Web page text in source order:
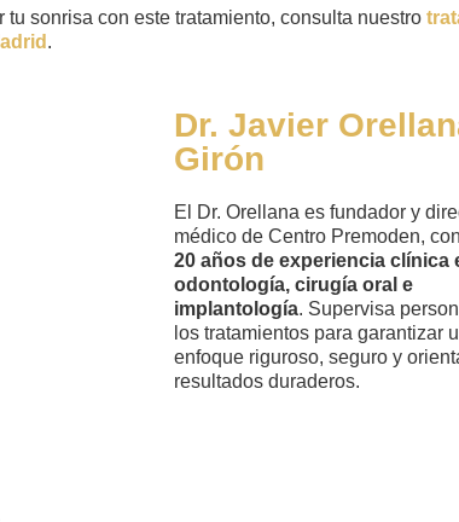
tu sonrisa con este tratamiento, consulta nuestro
.
Dr. Javier
Girón
El Dr. Orellana es fundador y
médico de Centro Premoden, con
20 años de experiencia clínica
odontología, cirugía oral e
implantología. Supervisa
los tratamientos para garantizar
enfoque riguroso, seguro y
resultados duraderos.